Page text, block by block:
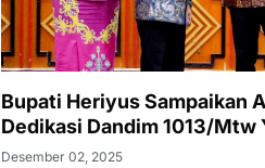
Bupati Heriyus Sampaikan
Dedikasi Dandim 1013/Mtw
Desember 02, 2025